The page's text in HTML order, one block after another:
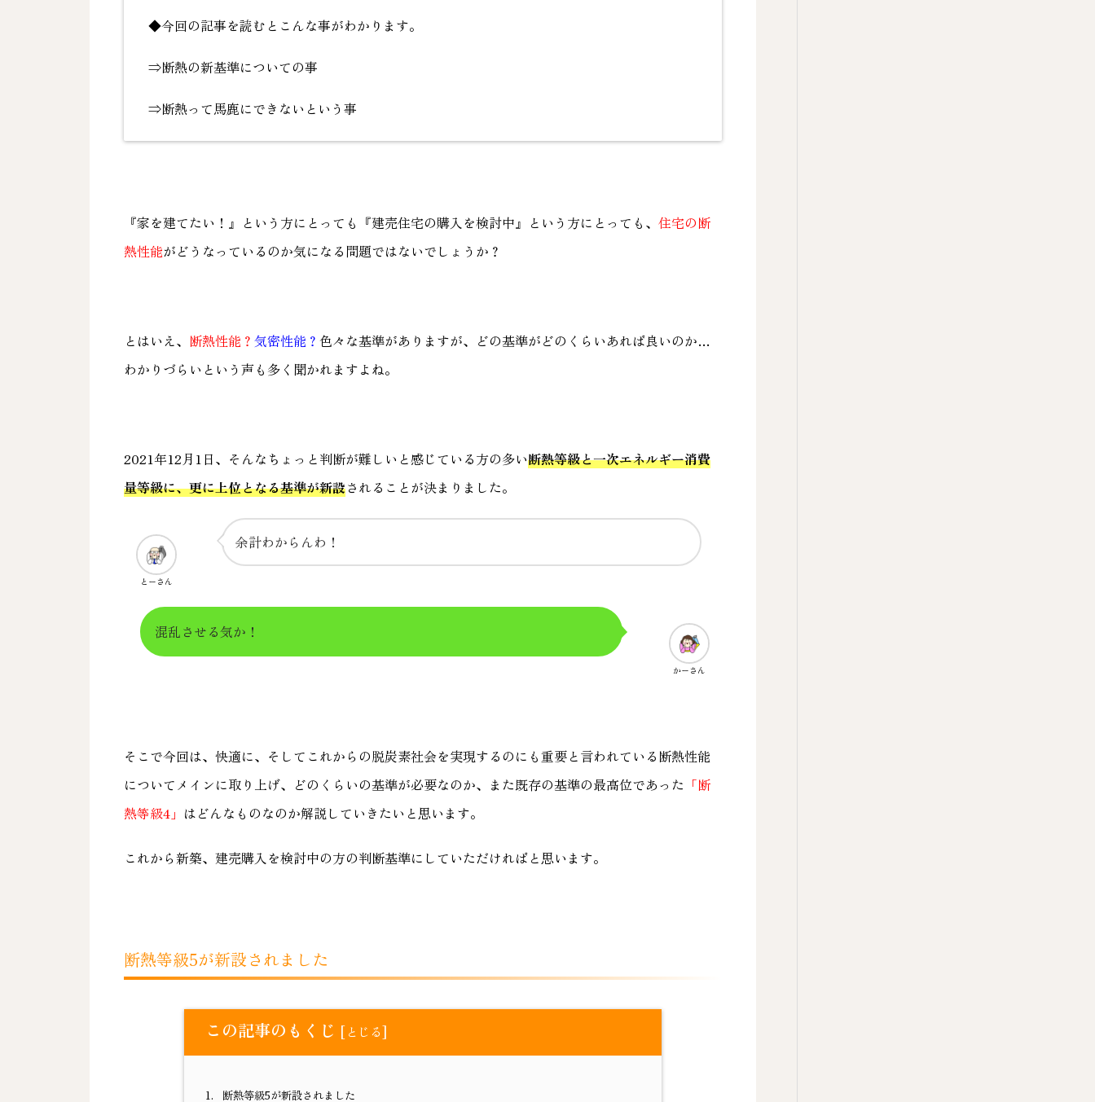
◆今回の記事を読むとこんな事がわかります。
⇒断熱の新基準についての事
⇒断熱って馬鹿にできないという事
『家を建てたい！』という方にとっても『建売住宅の購入を検討中』という方にとっても、住宅の断
熱性能がどうなっているのか気になる問題ではないでしょうか？
とはいえ、 断熱性能？気密性能？色々な基準がありますが、どの基準がどのくらいあれば良いのか…
わかりづらいという声も多く聞かれますよね。
2021年12月1日、そんなちょっと判断が難しいと感じている方の多い断熱等級と一次エネルギー消費
量等級に、更に上位となる基準が新設されることが決まりました。
余計わからんわ！
とーさん
混乱させる気か！
かーさん
そこで今回は、快適に、そしてこれからの脱炭素社会を実現するのにも重要と言われている断熱性能
についてメインに取り上げ、どのくらいの基準が必要なのか、また既存の基準の最高位であった 「断
熱等級4」 はどんなものなのか解説していきたいと思います。
これから新築、建売購入を検討中の方の判断基準にしていただければと思います。
断熱等級5が新設されました
この記事のもくじ [とじる]
1. 断熱等級5が新設されました